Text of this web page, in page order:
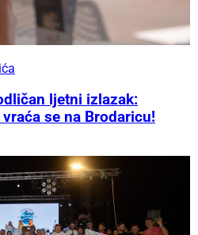
ljetni izlazak:
se na Brodaricu!